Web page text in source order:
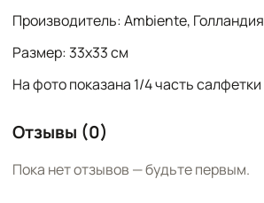
Производитель: Ambiente, Голландия
Размер: 33х33 см
На фото показана 1/4 часть салфетки
Отзывы (0)
Пока нет отзывов — будьте первым.